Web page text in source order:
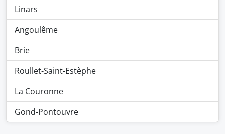
Linars
Angoulême
Brie
Roullet-Saint-Estèphe
La Couronne
Gond-Pontouvre